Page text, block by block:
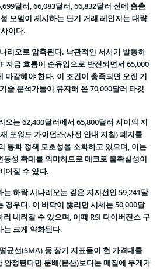
달러, 66,083달러, 66,832달러 선에 촘촘
모델이 제시하는 단기 거래 레인지는 대략
이다.
리오로 압축된다. 낙관적인 서사가 발동하
자금 흐름이 순유입으로 반전되면서 65,000
마감해야 한다. 이 조건이 충족되면 오랜 기
술 분석가들이 유지해 온 70,000달러 타깃
오는 62,400달러에서 65,800달러 사이의 지
포워드 가이던스(사전 안내 지침) 폐지를
통화 정책 모호성을 소화하고 있으며, 이는
성 확대를 의미하므로 매크로 불확실성이
어질 수 있다.
하락 시나리오는 깊은 지지선인 59,241달
경우다. 이 바닥이 뚫리면 시세는 50,000달
내려갈 수 있으며, 이때 RSI 다이버전스 구
는 크게 약화된다.
균선(SMA) 등 장기 지표들이 현 가격대를
안정된다면 분배(분산)보다는 매집에 무게가